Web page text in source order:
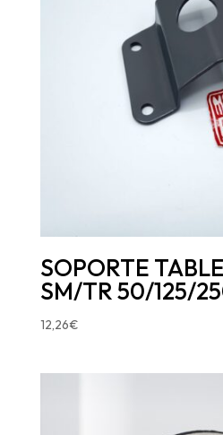
SOPORTE
SM/TR 50/125/
12,26€